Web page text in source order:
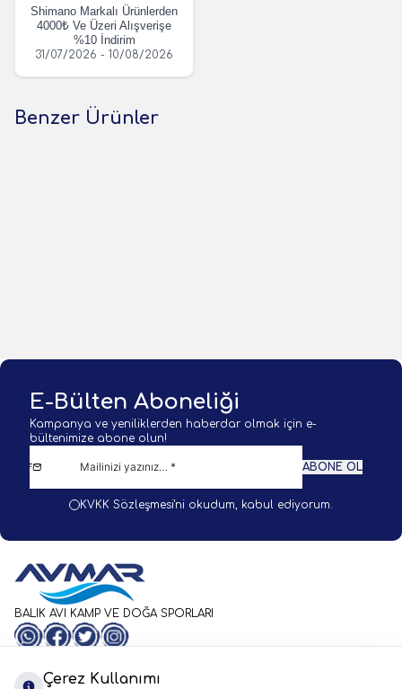
Shimano Markalı Ürünlerden
4000₺ Ve Üzeri Alışverişe
%10 İndirim
31/07/2026 - 10/08/2026
Benzer Ürünler
E-Bülten Aboneliği
Kampanya ve yeniliklerden haberdar olmak için e-
bültenimize abone olun!
ABONE OL
KVKK Sözleşmesi'niokudum, kabul ediyorum.
BALIK AVI KAMP VE DOĞA SPORLARI
WhatsApp
Facebook
TwitterInstagram
Hızlı Erişim
Çerez Kullanımı